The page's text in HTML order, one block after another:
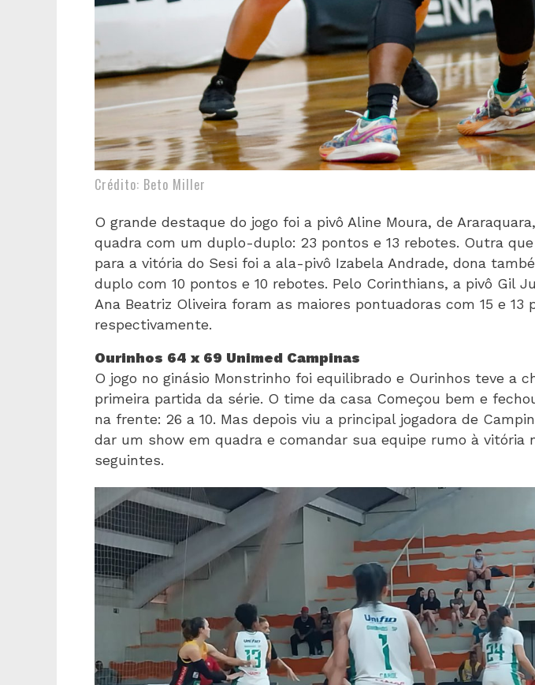
Crédito: Beto Miller
O grande destaque do jogo foi a pivô Aline Moura, de
quadra com um duplo-duplo: 23 pontos e 13 rebotes. Outra
para a vitória do Sesi foi a ala-pivô Izabela Andrade, dona
duplo com 10 pontos e 10 rebotes. Pelo Corinthians, a pivô Gil
Ana Beatriz Oliveira foram as maiores pontuadoras com 15 e 13
respectivamente.
Ourinhos 64 x 69 Unimed Campinas
O jogo no ginásio Monstrinho foi equilibrado e Ourinhos teve a
primeira partida da série. O time da casa Começou bem e
na frente: 26 a 10. Mas depois viu a principal jogadora de
dar um show em quadra e comandar sua equipe rumo à vitória
seguintes.